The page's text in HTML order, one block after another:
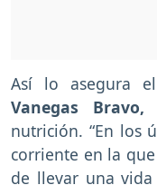
Así lo asegura
Vanegas Bravo,
nutrición. “En los
corriente en la
de llevar una